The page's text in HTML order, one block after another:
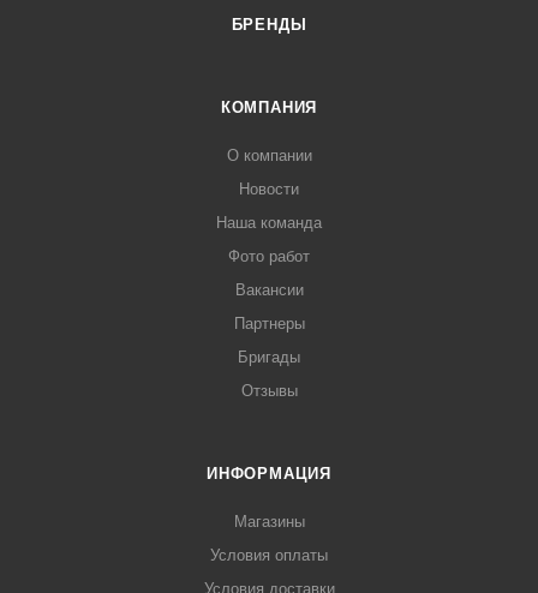
БРЕНДЫ
КОМПАНИЯ
О компании
Новости
Наша команда
Фото работ
Вакансии
Партнеры
Бригады
Отзывы
ИНФОРМАЦИЯ
Магазины
Условия оплаты
Условия доставки